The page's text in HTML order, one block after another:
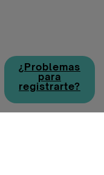
¿Problemas
para
registrarte?